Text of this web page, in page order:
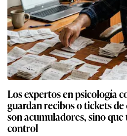
Los expertos en psicología
guardan recibos o tickets
son acumuladores, sino
control